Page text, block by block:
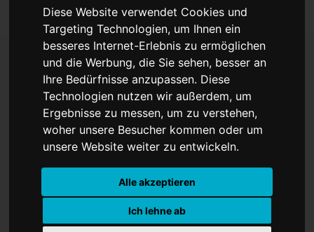
Diese Website verwendet Cookies und
Targeting Technologien, um Ihnen ein
besseres Internet-Erlebnis zu ermöglichen
und die Werbung, die Sie sehen, besser an
Ihre Bedürfnisse anzupassen. Diese
Technologien nutzen wir außerdem, um
Ergebnisse zu messen, um zu verstehen,
woher unsere Besucher kommen oder um
unsere Website weiter zu entwickeln.
Alle akzeptieren
Ich lehne ab
Stellenangebote
Lesung mit Gisa Pauly
verschoben